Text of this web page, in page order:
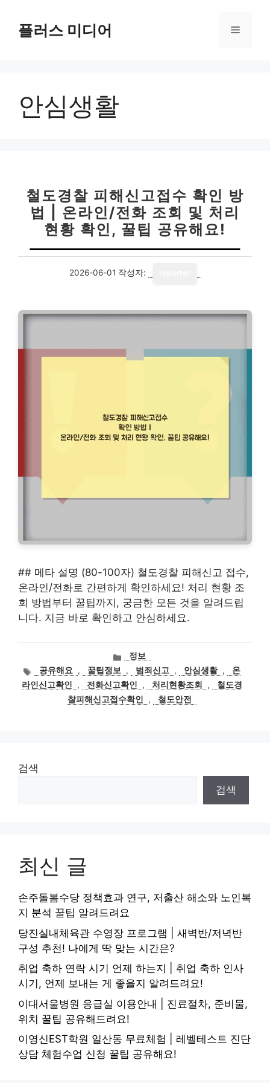
플러스 미디어 메
안심생활
철도경찰 피해신고접수 확인 방
법 | 온라인/전화 조회 및 처리
현황 확인, 꿀팁 공유해요!
2026-06-01 작성자:
## 메타 설명 (80-100자) 철도경찰 피해신고 접수,
온라인/전화로 간편하게 확인하세요! 처리 현황 조
회 방법부터 꿀팁까지, 궁금한 모든 것을 알려드립
니다. 지금 바로 확인하고 안심하세요.
카
고
리
정보
태
그
공유해요 , 꿀팁정보 , 범죄신고 , 안심생활 ,
온
라인신고확인
, 전화신고확인 , 처리현황조회 ,
철도경
찰피해신고접수확인
, 철도안전
검색
검색
최신 글
손주돌봄수당 정책효과 연구, 저출산 해소와 노인복
지 분석 꿀팁 알려드려요
당진실내체육관 수영장 프로그램 | 새벽반/저녁반
구성 추천! 나에게 딱 맞는 시간은?
취업 축하 연락 시기 언제 하는지 | 취업 축하 인사
시기, 언제 보내는 게 좋을지 알려드려요!
이대서울병원 응급실 이용안내 | 진료절차, 준비물,
위치 꿀팁 공유해드려요!
이영신EST학원 일산동 무료체험 | 레벨테스트 진단
상담 체험수업 신청 꿀팁 공유해요!